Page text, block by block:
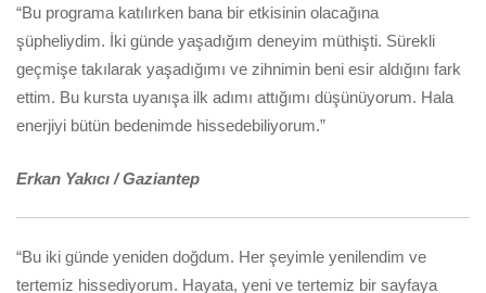
“Bu programa katılırken bana bir etkisinin olacağına
şüpheliydim. İki günde yaşadığım deneyim müthişti. Sürekli
geçmişe takılarak yaşadığımı ve zihnimin beni esir aldığını fark
ettim. Bu kursta uyanışa ilk adımı attığımı düşünüyorum. Hala
enerjiyi bütün bedenimde hissedebiliyorum.”
Erkan Yakıcı / Gaziantep
“Bu iki günde yeniden doğdum. Her şeyimle yenilendim ve
tertemiz hissediyorum. Hayata, yeni ve tertemiz bir sayfaya